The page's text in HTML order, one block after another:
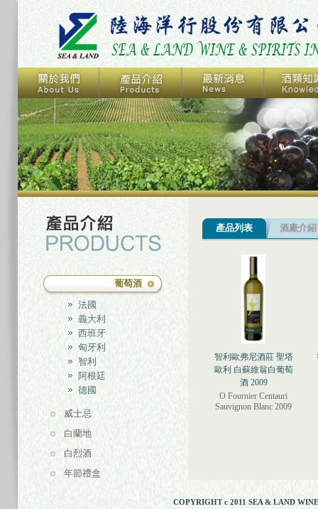
葡萄酒
法國
義大利
西班牙
匈牙利
智利
阿根廷
德國
威士忌
白蘭地
白烈酒
年節禮盒
產品列表 酒廠介紹
智利歐弗尼酒莊 聖塔
歐利 白蘇維翁白葡萄
酒 2009
O Fournier Centauri
Sauvignon Blanc 2009
COPYRIGHT c 2011 SEA & LAND